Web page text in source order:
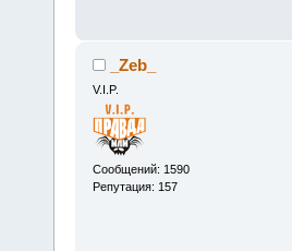
_Zeb_
V.I.P.
Сообщений: 1590
Репутация: 157